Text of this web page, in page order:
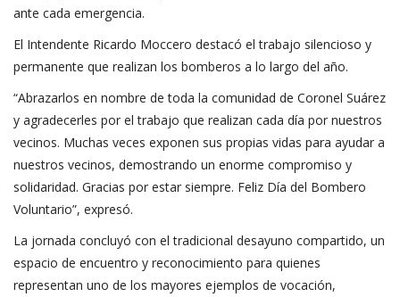
ante cada emergencia.
El Intendente Ricardo Moccero destacó el trabajo silencioso y
permanente que realizan los bomberos a lo largo del año.
“Abrazarlos en nombre de toda la comunidad de Coronel Suárez
y agradecerles por el trabajo que realizan cada día por nuestros
vecinos. Muchas veces exponen sus propias vidas para ayudar a
nuestros vecinos, demostrando un enorme compromiso y
solidaridad. Gracias por estar siempre. Feliz Día del Bombero
Voluntario”, expresó.
La jornada concluyó con el tradicional desayuno compartido, un
espacio de encuentro y reconocimiento para quienes
representan uno de los mayores ejemplos de vocación,